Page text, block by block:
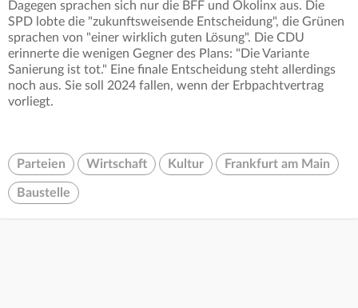
Dagegen sprachen sich nur die BFF und Ökolinx aus. Die
SPD lobte die "zukunftsweisende Entscheidung", die Grünen
sprachen von "einer wirklich guten Lösung". Die CDU
erinnerte die wenigen Gegner des Plans: "Die Variante
Sanierung ist tot." Eine finale Entscheidung steht allerdings
noch aus. Sie soll 2024 fallen, wenn der Erbpachtvertrag
vorliegt.
Parteien Wirtschaft Kultur Frankfurt am Main
Baustelle